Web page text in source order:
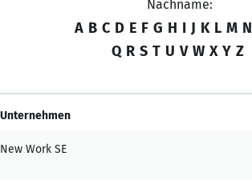
Nachname:
A B C D E F G H I J K L M N
Q R S T U V W X Y Z
Unternehmen
New Work SE